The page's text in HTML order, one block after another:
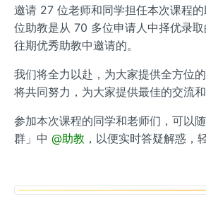
邀请 27 位老师和同学担任本次课程
位助教是从 70 多位申请人中择优录
往期优秀助教中邀请的。
我们将全力以赴，为大家提供全方位
将共同努力，为大家提供最佳的交流和
参加本次课程的同学和老师们，可以
群」中 @助教 ，以便实时答疑解惑，